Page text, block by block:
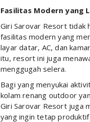
Fasilitas Modern yang
Giri Sarovar Resort tidak
fasilitas modern yang
layar datar, AC, dan
itu, resort ini juga
menggugah selera.
Bagi yang menyukai
kolam renang outdoor
Giri Sarovar Resort juga
yang ingin tetap